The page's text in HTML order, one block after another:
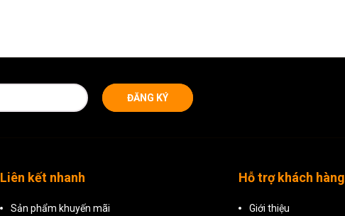
ĐĂNG KÝ
Liên kết nhanh
Sản phẩm khuyến mãi
Hỗ trợ khách hàng
Giới thiệu